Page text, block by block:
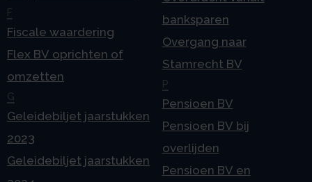
F
Fiscale waardering
Flex BV oprichten of
omzetten
G
Geleidebiljet jaarstukken
2023
Geleidebiljet jaarstukken
banksparen
Overgang naar
Stamrecht BV
P
Pensioen BV
Pensioen BV bij
overlijden
Pensioen BV en